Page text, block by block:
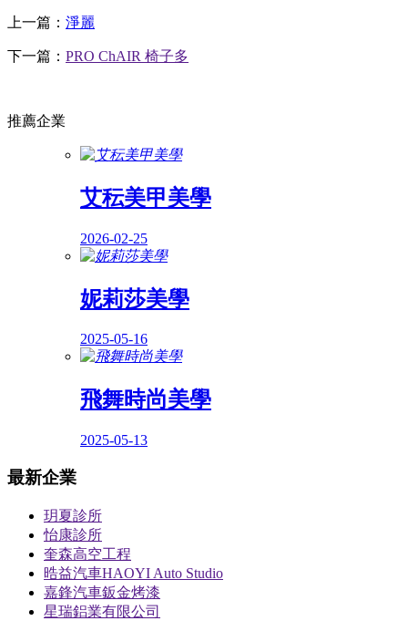
上一篇： 淨麗
下一篇： PRO ChAIR 椅子多
推薦企業
艾秐美甲美學
2026-02-25
妮莉莎美學
2025-05-16
飛舞時尚美學
2025-05-13
最新企業
玥夏診所
怡康診所
奎森高空工程
晧益汽車HAOYI Auto Studio
嘉鋒汽車鈑金烤漆
星瑞鋁業有限公司